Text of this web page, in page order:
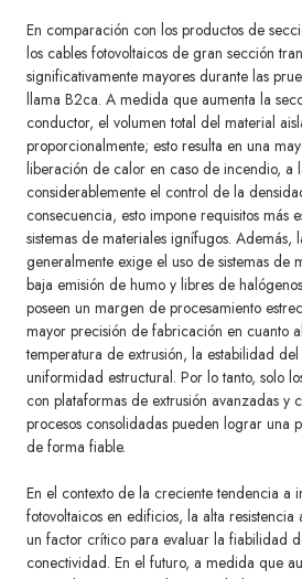
En comparación con los productos de
los cables fotovoltaicos de gran sección
significativamente mayores durante las
llama B2ca. A medida que aumenta la
conductor, el volumen total del material
proporcionalmente; esto resulta en una
liberación de calor en caso de incendio, a
considerablemente el control de la
consecuencia, esto impone requisitos más
sistemas de materiales ignífugos. Además,
generalmente exige el uso de sistemas de
baja emisión de humo y libres de
poseen un margen de procesamiento
mayor precisión de fabricación en cuanto
temperatura de extrusión, la estabilidad
uniformidad estructural. Por lo tanto, solo
con plataformas de extrusión avanzadas y
procesos consolidadas pueden lograr una
de forma fiable.
En el contexto de la creciente tendencia a
fotovoltaicos en edificios, la alta
un factor crítico para evaluar la fiabilidad
conectividad. En el futuro, a medida que